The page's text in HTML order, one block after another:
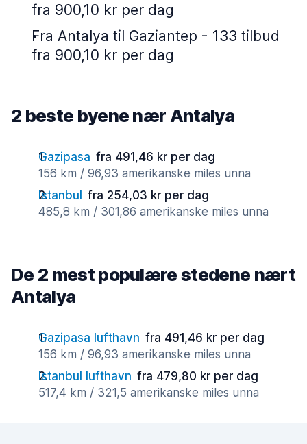
fra 900,10 kr per dag
Fra Antalya til Gaziantep - 133 tilbud
fra 900,10 kr per dag
2 beste byene nær Antalya
Gazipasa fra 491,46 kr per dag
156 km / 96,93 amerikanske miles unna
Istanbul
fra 254,03 kr per dag
485,8 km / 301,86 amerikanske miles unna
De 2 mest populære stedene nært
Antalya
Gazipasa lufthavn fra 491,46 kr per dag
156 km / 96,93 amerikanske miles unna
Istanbul lufthavn fra 479,80 kr per dag
517,4 km / 321,5 amerikanske miles unna